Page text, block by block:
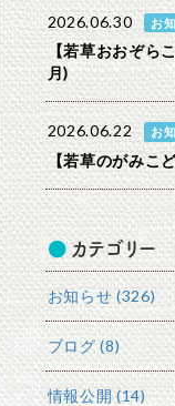
2026.06.30 お
【若草おおぞら
月)
2026.06.22 お
【若草のがみこ
カテゴリー
お知らせ (326)
ブログ (8)
情報公開 (14)